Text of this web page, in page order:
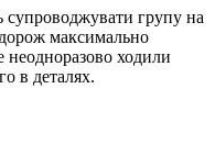
супроводжувати групу на
максимально
ходили
в деталях.